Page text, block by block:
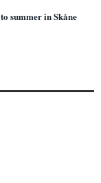
summer in Skåne